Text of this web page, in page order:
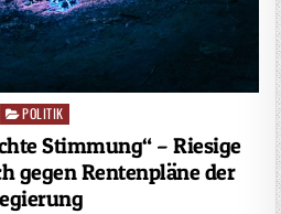
Posted
in
POLITIK
Stimmung“ – Riesige
gegen Rentenpläne der